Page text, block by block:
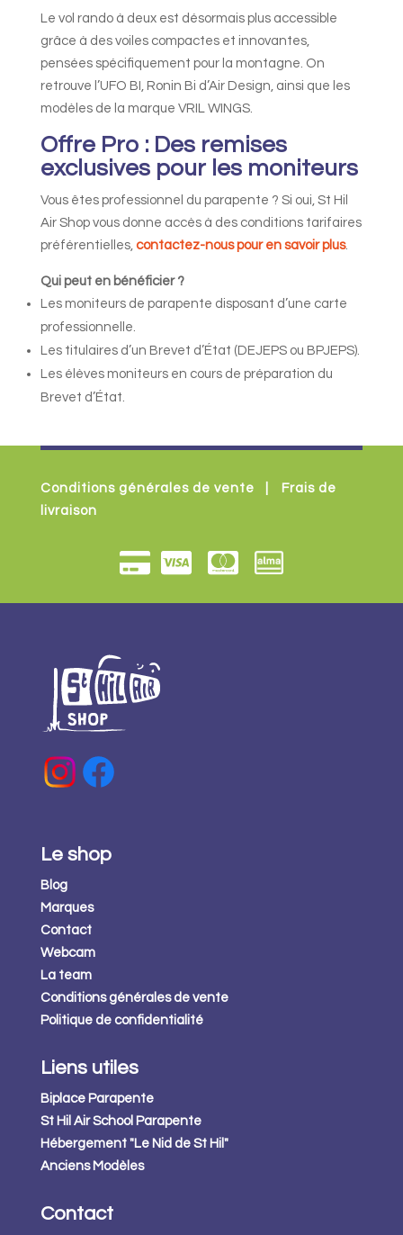
Le vol rando à deux est désormais plus accessible
grâce à des voiles compactes et innovantes,
pensées spécifiquement pour la montagne. On
retrouve l’UFO BI, Ronin Bi d’Air Design, ainsi que les
modèles de la marque VRIL WINGS.
Offre Pro : Des remises
exclusives pour les moniteurs
Vous êtes professionnel du parapente ? Si oui, St Hil
Air Shop vous donne accès à des conditions tarifaires
préférentielles, contactez-nous pour en savoir plus.
Qui peut en bénéficier ?
Les moniteurs de parapente disposant d’une carte
professionnelle.
Les titulaires d’un Brevet d’État (DEJEPS ou BPJEPS).
Les élèves moniteurs en cours de préparation du
Brevet d’État.
Conditions générales de vente
Frais de
livraison
Le shop
Blog
Marques
Contact
Webcam
La team
Conditions générales de vente
Politique de confidentialité
Liens utiles
Biplace Parapente
St Hil Air School Parapente
Hébergement "Le Nid de St Hil"
Anciens Modèles
Contact